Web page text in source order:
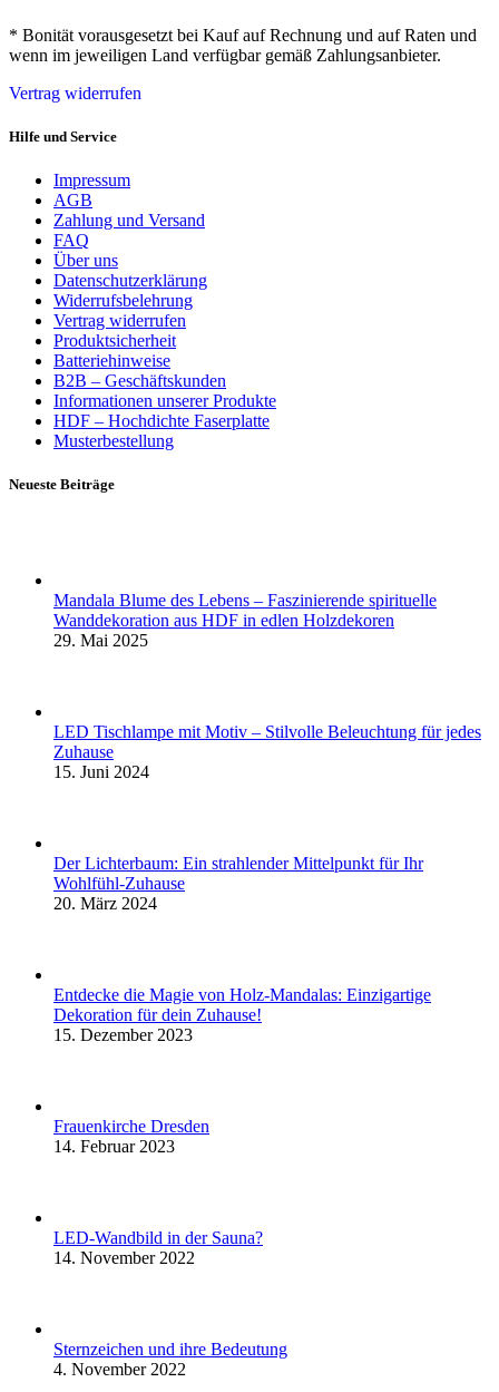
* Bonität vorausgesetzt bei Kauf auf Rechnung und auf Raten und
wenn im jeweiligen Land verfügbar gemäß Zahlungsanbieter.
Vertrag widerrufen
Hilfe und Service
Impressum
AGB
Zahlung und Versand
FAQ
Über uns
Datenschutzerklärung
Widerrufsbelehrung
Vertrag widerrufen
Produktsicherheit
Batteriehinweise
B2B – Geschäftskunden
Informationen unserer Produkte
HDF – Hochdichte Faserplatte
Musterbestellung
Neueste Beiträge
Mandala Blume des Lebens – Faszinierende spirituelle
Wanddekoration aus HDF in edlen Holzdekoren
29. Mai 2025
LED Tischlampe mit Motiv – Stilvolle Beleuchtung für jedes
Zuhause
15. Juni 2024
Der Lichterbaum: Ein strahlender Mittelpunkt für Ihr
Wohlfühl-Zuhause
20. März 2024
Entdecke die Magie von Holz-Mandalas: Einzigartige
Dekoration für dein Zuhause!
15. Dezember 2023
Frauenkirche Dresden
14. Februar 2023
LED-Wandbild in der Sauna?
14. November 2022
Sternzeichen und ihre Bedeutung
4. November 2022